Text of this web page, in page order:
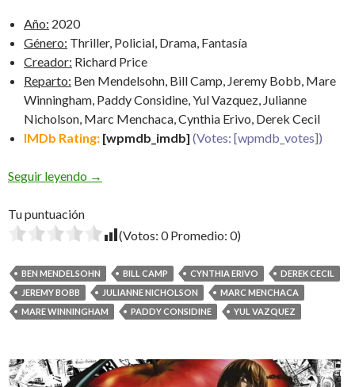
Año: 2020
Género: Thriller, Policial, Drama, Fantasía
Creador: Richard Price
Reparto: Ben Mendelsohn, Bill Camp, Jeremy Bobb, Mare
Winningham, Paddy Considine, Yul Vazquez, Julianne
Nicholson, Marc Menchaca, Cynthia Erivo, Derek Cecil
IMDb Rating: [wpmdb_imdb] (Votes: [wpmdb_votes])
Seguir leyendo The Outsider
→
Tu puntuación
(Votos: 0Promedio: 0)
BEN MENDELSOHN BILL CAMP CYNTHIA ERIVO
DEREK CECIL
JEREMY BOBB
JULIANNE NICHOLSON
MARC MENCHACA
MARE WINNINGHAM
PADDY CONSIDINE YUL VAZQUEZ